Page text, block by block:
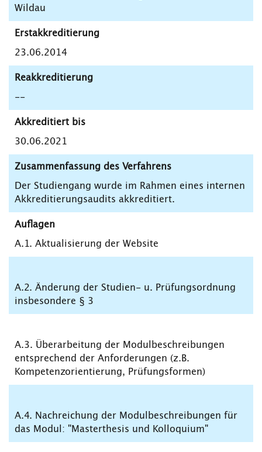
Wildau
Erstakkreditierung
23.06.2014
Reakkreditierung
--
Akkreditiert bis
30.06.2021
Zusammenfassung des Verfahrens
Der Studiengang wurde im Rahmen eines internen
Akkreditierungsaudits akkreditiert.
Auflagen
A.1. Aktualisierung der Website
A.2. Änderung der Studien- u. Prüfungsordnung
insbesondere § 3
A.3. Überarbeitung der Modulbeschreibungen
entsprechend der Anforderungen (z.B.
Kompetenzorientierung, Prüfungsformen)
A.4. Nachreichung der Modulbeschreibungen für
das Modul: "Masterthesis und Kolloquium"